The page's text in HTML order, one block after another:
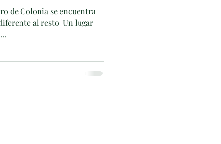
de Colonia se encuentra
al resto. Un lugar